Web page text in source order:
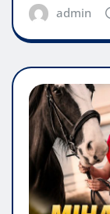
admin